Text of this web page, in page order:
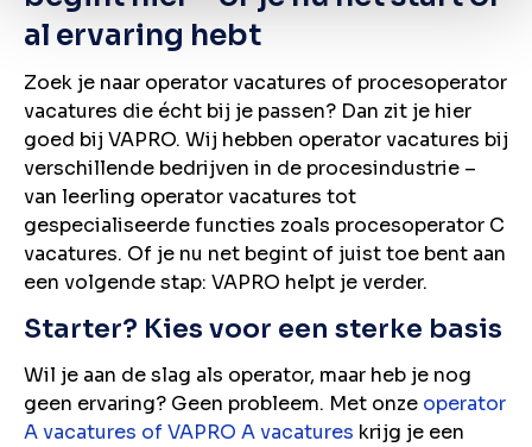
al ervaring hebt
Zoek je naar operator vacatures of procesoperator
vacatures die écht bij je passen? Dan zit je hier
goed bij VAPRO. Wij hebben operator vacatures bij
verschillende bedrijven in de procesindustrie –
van leerling operator vacatures tot
gespecialiseerde functies zoals procesoperator C
vacatures. Of je nu net begint of juist toe bent aan
een volgende stap: VAPRO helpt je verder.
Starter? Kies voor een sterke basis
Wil je aan de slag als operator, maar heb je nog
geen ervaring? Geen probleem. Met onze operator
A vacatures of VAPRO A vacatures krijg je een